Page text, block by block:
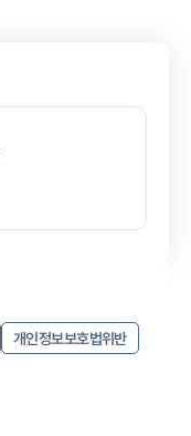
개인정보보호법위반